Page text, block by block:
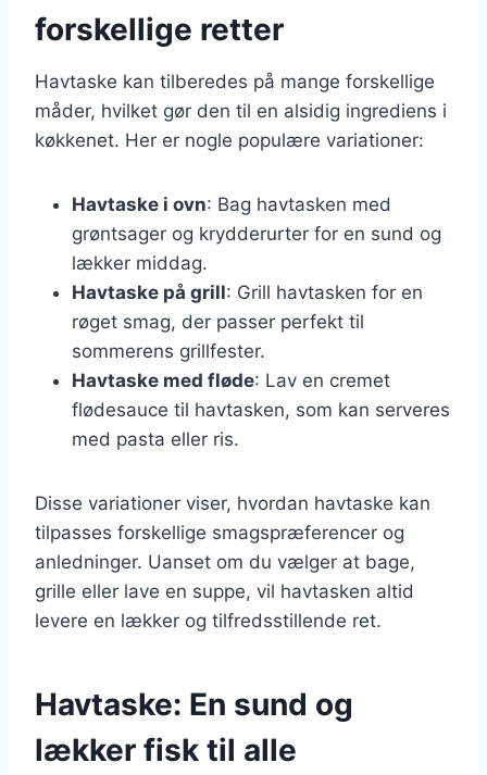
forskellige retter
Havtaske kan tilberedes på mange forskellige
måder, hvilket gør den til en alsidig ingrediens i
køkkenet. Her er nogle populære variationer:
Havtaske i ovn: Bag havtasken med
grøntsager og krydderurter for en sund og
lækker middag.
Havtaske på grill: Grill havtasken for en
røget smag, der passer perfekt til
sommerens grillfester.
Havtaske med fløde: Lav en cremet
flødesauce til havtasken, som kan serveres
med pasta eller ris.
Disse variationer viser, hvordan havtaske kan
tilpasses forskellige smagspræferencer og
anledninger. Uanset om du vælger at bage,
grille eller lave en suppe, vil havtasken altid
levere en lækker og tilfredsstillende ret.
Havtaske: En sund og
lækker fisk til alle